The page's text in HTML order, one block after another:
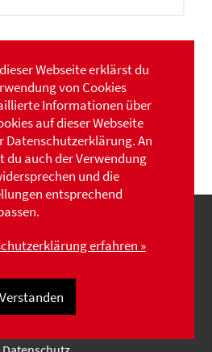
Produkte
Fliesenlegermeister
Login
Registrierung
AGB
Webseite erklärst du
von Cookies
Informationen über
auf dieser Webseite
Datenschutzerklärung. An
du auch der Verwendung
und die
entsprechend
erfahren »
Verstanden